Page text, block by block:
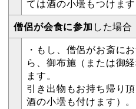
ては酒の小壜もつけます
僧侶が会食に参加 した場合
・もし、僧侶がお斎に
ら、御布施（または御
ます。
引き出物もお持ち帰り
酒の小壜も付けます）。